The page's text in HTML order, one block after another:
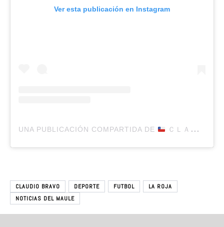
Ver esta publicación en Instagram
UNA PUBLICACIÓN COMPARTIDA DE ＣＬＡＵＤＩＯ ＢＲＡＶＯ (@CLAUDIOBRAVO1)
CLAUDIO BRAVO DEPORTE FUTBOL
LA ROJA
NOTICIAS DEL MAULE